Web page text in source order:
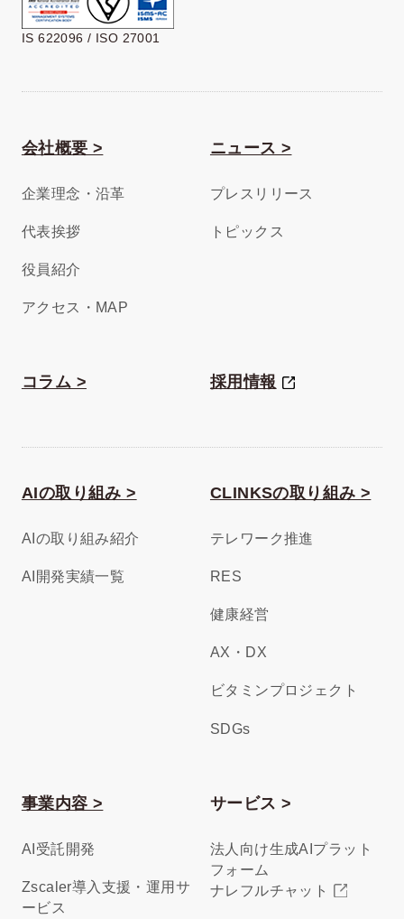
IS 622096 / ISO 27001
会社概要 >
企業理念・沿革
代表挨拶
役員紹介
アクセス・MAP
ニュース >
プレスリリース
トピックス
コラム > 採用情報
AIの取り組み >
AIの取り組み紹介
AI開発実績一覧
CLINKSの取り組み >
テレワーク推進
RES
健康経営
AX・DX
ビタミンプロジェクト
SDGs
事業内容 >
AI受託開発
Zscaler導入支援・運用サ
ービス
サービス >
法人向け生成AIプラット
フォーム
ナレフルチャット